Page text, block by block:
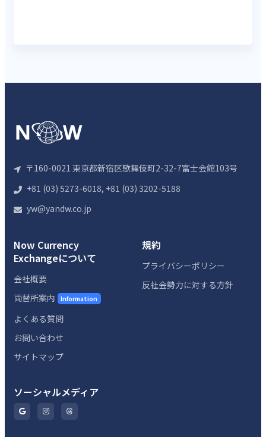
〒160-0021 東京都新宿区歌舞伎町2-32-7富士会館103号
+81 (03) 5273-6018, +81 (03) 3202-5188
yw@yandw.co.jp
Now Currency
Exchangeについて
会社概要
両替所案内
Information
よくある質問
お問い合わせ
サイトマップ
規約
プライバシーポリシー
反社会勢力に対する方針
ソーシャルメディア